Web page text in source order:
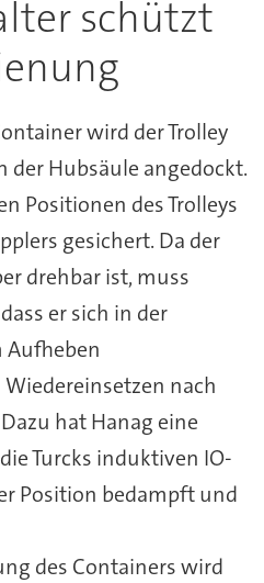
schützt
wird der Trolley
der Hubsäule angedockt.
Positionen des Trolleys
gesichert. Da der
drehbar ist, muss
er sich in der
nach
hat Hanag eine
Turcks induktiven IO-
Position bedampft und
des Containers wird